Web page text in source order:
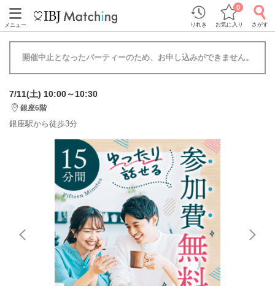
メニュー りれき お気に入り
0
さがす
開催中止となったパーティーのため、お申し込みができません。
7/11(土) 10:00～10:30
銀座6階
銀座駅から徒歩3分